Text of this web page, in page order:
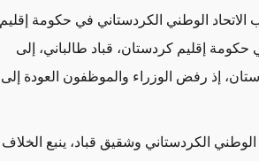
الاتحاد الوطني الكردستاني في حكومة إقليم
إقليم كردستان، قباد طالباني، إلى
إذ رفض الوزراء والموظفون العودة إلى
الكردستاني وشقيق قباد، ينبع الخلاف